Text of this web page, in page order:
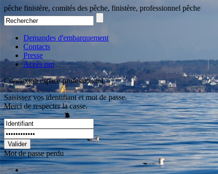
pêche finistère, comités des pêche, finistère, professionnel pêche
Demandes d'embarquement
Contacts
Presse
Accès pro
Connexion espace professionnel
Saisissez vos identifiant et mot de passe.
Merci de respecter la casse.
Valider
Mot de passe perdu